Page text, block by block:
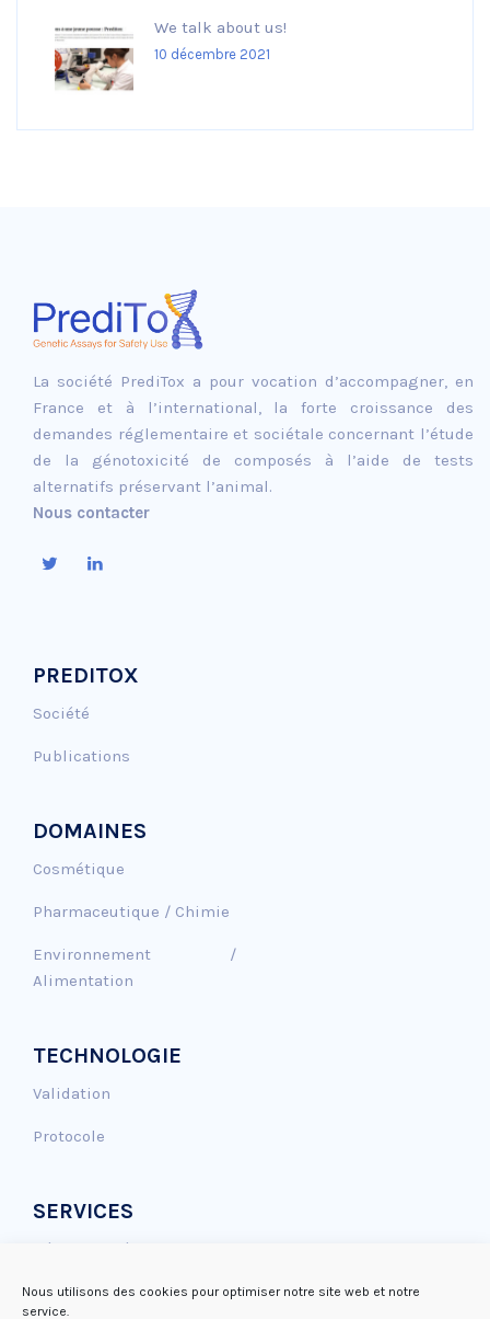
Nous utilisons des cookies pour optimiser notre site web et notre
service.
We talk about us!
10 décembre 2021
La société PrediTox a pour vocation d’accompagner, en
France et à l’international, la forte croissance des
demandes réglementaire et sociétale concernant l’étude
de la génotoxicité de composés à l’aide de tests
alternatifs préservant l’animal.
Nous contacter
PREDITOX
Société
Publications
DOMAINES
Cosmétique
Pharmaceutique / Chimie
Environnement /
Alimentation
TECHNOLOGIE
Validation
Protocole
SERVICES
Génotoxicité
Effet Antioxydant